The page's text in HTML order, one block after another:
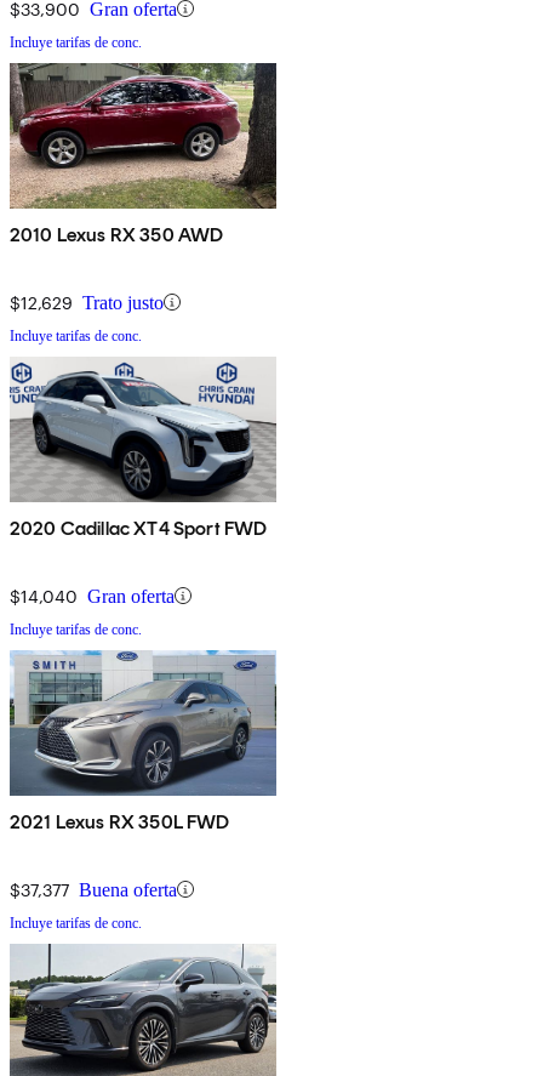
$33,900 Gran oferta
Incluye tarifas de conc.
2010 Lexus RX 350 AWD
$12,629 Trato justo
Incluye tarifas de conc.
2020 Cadillac XT4 Sport FWD
$14,040 Gran oferta
Incluye tarifas de conc.
2021 Lexus RX 350L FWD
$37,377 Buena oferta
Incluye tarifas de conc.